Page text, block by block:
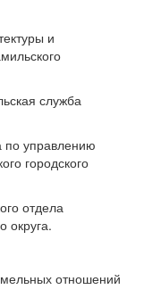
и
служба
по управлению
городского
отдела
округа.
отношений